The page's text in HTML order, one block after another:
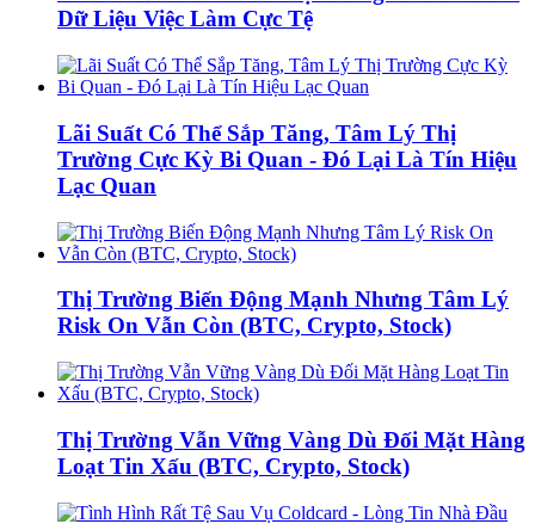
Dữ Liệu Việc Làm Cực Tệ
Lãi Suất Có Thể Sắp Tăng, Tâm Lý Thị
Trường Cực Kỳ Bi Quan - Đó Lại Là Tín Hiệu
Lạc Quan
Thị Trường Biến Động Mạnh Nhưng Tâm Lý
Risk On Vẫn Còn (BTC, Crypto, Stock)
Thị Trường Vẫn Vững Vàng Dù Đối Mặt Hàng
Loạt Tin Xấu (BTC, Crypto, Stock)